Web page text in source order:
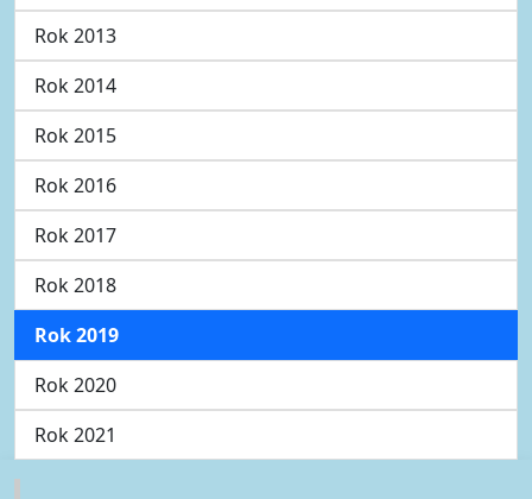
Rok 2013
Rok 2014
Rok 2015
Rok 2016
Rok 2017
Rok 2018
Rok 2019
Rok 2020
Rok 2021